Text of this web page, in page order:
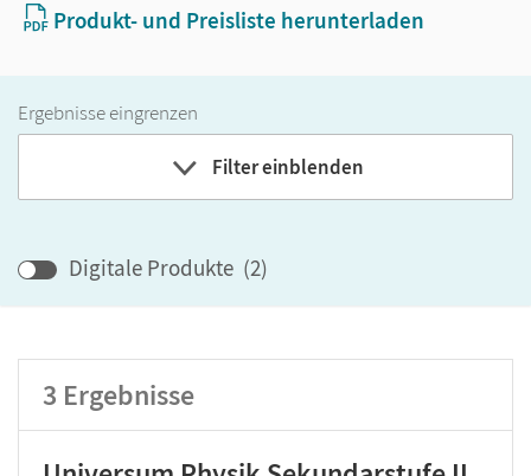
Produkt- und Preisliste herunterladen
Ergebnisse eingrenzen
Filter einblenden
GER-Niveau
Produktart
Digitale Produkte (2)
3 Ergebnisse